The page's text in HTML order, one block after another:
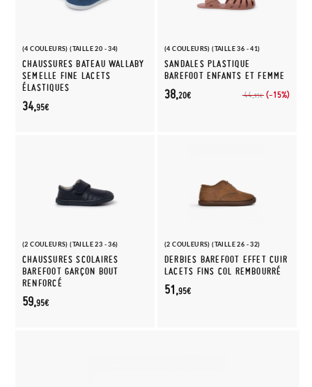
(4 COULEURS) (TAILLE 20 - 34)
CHAUSSURES BATEAU WALLABY
SEMELLE FINE LACETS
ÉLASTIQUES
34,95€
(4 COULEURS) (TAILLE 36 - 41)
SANDALES PLASTIQUE
BAREFOOT ENFANTS ET FEMME
44,95€ (-15%)
38,20€
(2 COULEURS) (TAILLE 23 - 36)
CHAUSSURES SCOLAIRES
BAREFOOT GARÇON BOUT
RENFORCÉ
59,95€
(2 COULEURS) (TAILLE 26 - 32)
DERBIES BAREFOOT EFFET CUIR
LACETS FINS COL REMBOURRÉ
51,95€